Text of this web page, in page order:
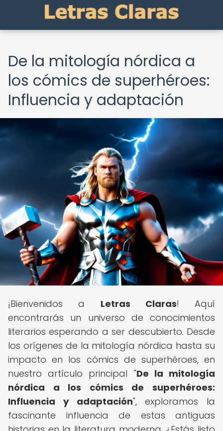
De la mitología nórdica a
los cómics de superhéroes:
Influencia y adaptación
¡Bienvenidos a Letras Claras! Aquí
encontrarás un universo de conocimientos
literarios esperando a ser descubierto. Desde
los orígenes de la mitología nórdica hasta su
impacto en los cómics de superhéroes, en
nuestro artículo principal "De la mitología
nórdica a los cómics de superhéroes:
Influencia y adaptación", exploramos la
fascinante influencia de estas antiguas